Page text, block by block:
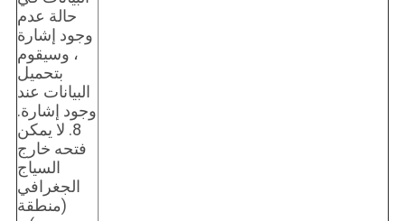
حالة عدم
وجود إشارة
، وسيقوم
بتحميل
البيانات عند
وجود إشارة.
8. لا يمكن
فتحه خارج
السياج
الجغرافي
(منطقة